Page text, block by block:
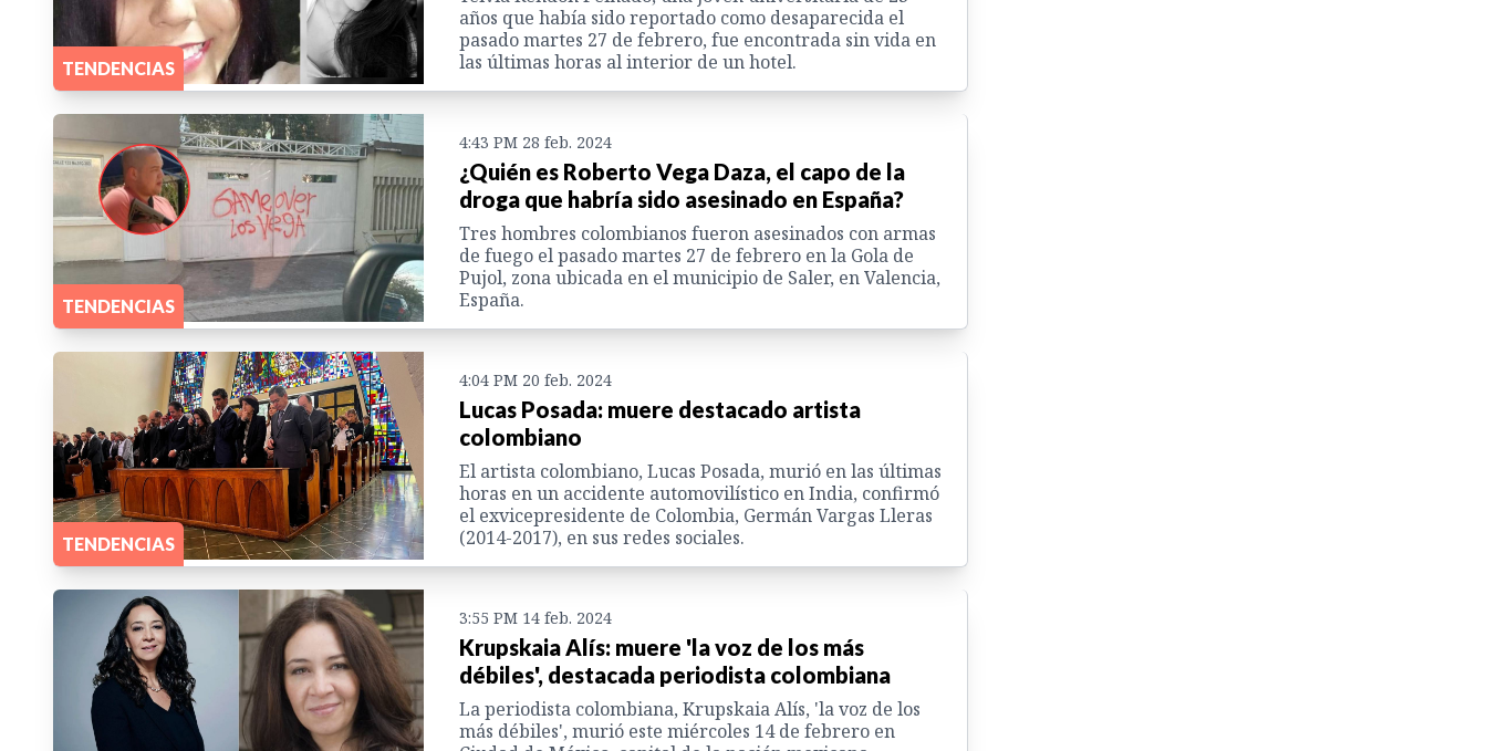
TENDENCIAS
años que había sido reportado como desaparecida el
pasado martes 27 de febrero, fue encontrada sin vida en
las últimas horas al interior de un hotel.
TENDENCIAS
4:43 PM 28 feb. 2024
¿Quién es Roberto Vega Daza, el capo de la
droga que habría sido asesinado en España?
Tres hombres colombianos fueron asesinados con armas
de fuego el pasado martes 27 de febrero en la Gola de
Pujol, zona ubicada en el municipio de Saler, en Valencia,
España.
TENDENCIAS
4:04 PM 20 feb. 2024
Lucas Posada: muere destacado artista
colombiano
El artista colombiano, Lucas Posada, murió en las últimas
horas en un accidente automovilístico en India, confirmó
el exvicepresidente de Colombia, Germán Vargas Lleras
(2014-2017), en sus redes sociales.
3:55 PM 14 feb. 2024
Krupskaia Alís: muere 'la voz de los más
débiles', destacada periodista colombiana
La periodista colombiana, Krupskaia Alís, 'la voz de los
más débiles', murió este miércoles 14 de febrero en